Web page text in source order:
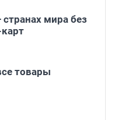
странах мира без
товары